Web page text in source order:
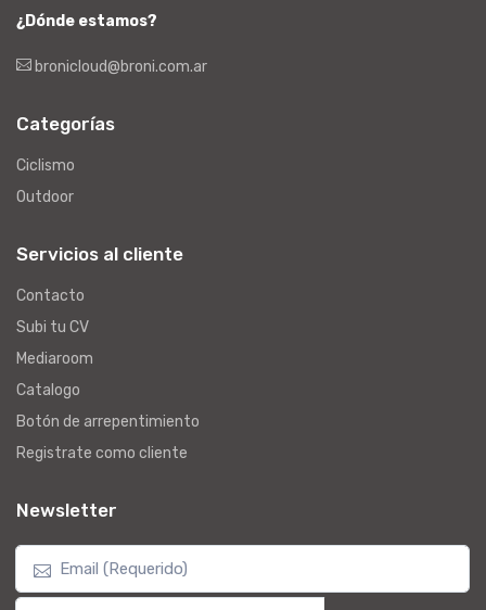
¿Dónde estamos?
bronicloud@broni.com.ar
Categorías
Ciclismo
Outdoor
Servicios al cliente
Contacto
Subi tu CV
Mediaroom
Catalogo
Botón de arrepentimiento
Registrate como cliente
Newsletter